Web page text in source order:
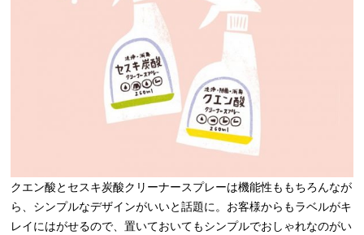
クエン酸とセスキ炭酸クリーナースプレーは機能性ももちろんなが
ら、シンプルなデザインがいいと話題に。お客様からもラベルがキ
レイにはがせるので、置いておいてもシンプルでおしゃれなのがい